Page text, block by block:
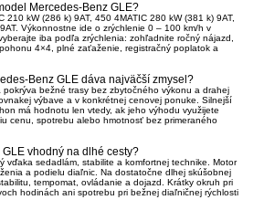
Mercedes-Benz GLE?
210 kW (286 k) 9AT, 450 4MATIC 280 kW (381 k) 9AT,
Výkonnostne ide o zrýchlenie 0 – 100 km/h v
iba podľa zrýchlenia: zohľadnite ročný nájazd,
4×4, plné zaťaženie, registračný poplatok a
Benz GLE dáva najväčší zmysel?
pokrýva bežné trasy bez zbytočného výkonu a drahej
výbave a v konkrétnej cenovej ponuke. Silnejší
má hodnotu len vtedy, ak jeho výhodu využijete
cenu, spotrebu alebo hmotnosť bez primeraného
vhodný na dlhé cesty?
vďaka sedadlám, stabilite a komfortnej technike. Motor
a podielu diaľnic. Na dostatočne dlhej skúšobnej
tempomat, ovládanie a dojazd. Krátky okruh pri
hodinách ani spotrebu pri bežnej diaľničnej rýchlosti